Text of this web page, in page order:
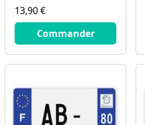
13,90 €
13.9
€Commander